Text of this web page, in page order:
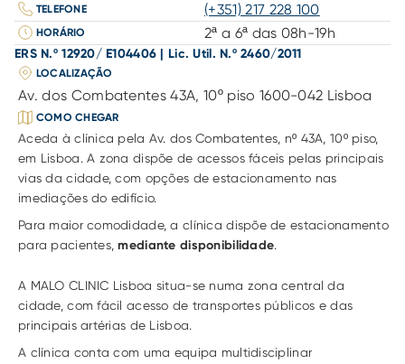
TELEFONE (+351) 217 228 100
HORÁRIO 2ª a 6ª das 08h-19h
ERS N.º 12920/ E104406 | Lic. Util. N.º 2460/2011
LOCALIZAÇÃO
Av. dos Combatentes 43A, 10º piso 1600-042 Lisboa
COMO CHEGAR
Aceda à clínica pela Av. dos Combatentes, nº 43A, 10º piso,
em Lisboa. A zona dispõe de acessos fáceis pelas principais
vias da cidade, com opções de estacionamento nas
imediações do edifício.
Para maior comodidade, a clínica dispõe de estacionamento
para pacientes, mediante disponibilidade.
A MALO CLINIC Lisboa situa-se numa zona central da
cidade, com fácil acesso de transportes públicos e das
principais artérias de Lisboa.
A clínica conta com uma equipa multidisciplinar